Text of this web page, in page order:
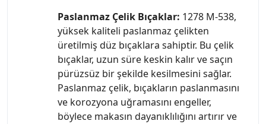
Paslanmaz Çelik Bıçaklar: 1278 M-538,
yüksek kaliteli paslanmaz çelikten
üretilmiş düz bıçaklara sahiptir. Bu çelik
bıçaklar, uzun süre keskin kalır ve saçın
pürüzsüz bir şekilde kesilmesini sağlar.
Paslanmaz çelik, bıçakların paslanmasını
ve korozyona uğramasını engeller,
böylece makasın dayanıklılığını artırır ve